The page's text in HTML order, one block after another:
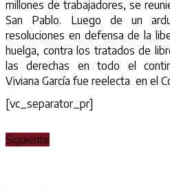
millones de trabajadores, se
San Pablo. Luego de un
resoluciones en defensa de la
huelga, contra los tratados de
las derechas en todo el
Viviana García fue reelecta en el
[vc_separator_pr]
Siguiente